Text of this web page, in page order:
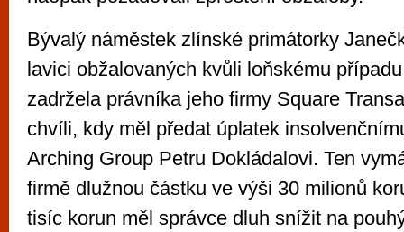
Bývalý náměstek zlínské primátorky
lavici obžalovaných kvůli loňskému
zadržela právníka jeho firmy Square
chvíli, kdy měl předat úplatek
Arching Group Petru Dokládalovi. Ten
firmě dlužnou částku ve výši 30 milionů
tisíc korun měl správce dluh snížit na